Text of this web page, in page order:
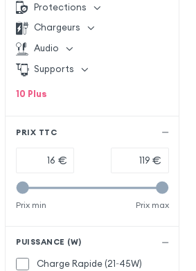
Protections
Chargeurs
Audio
Supports
10 Plus
PRIX TTC
€ €
Prix min Prix max
PUISSANCE (W)
Charge Rapide (21~45W)